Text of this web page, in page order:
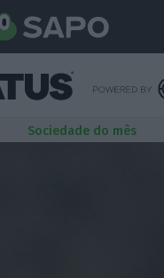
Sociedade do mês